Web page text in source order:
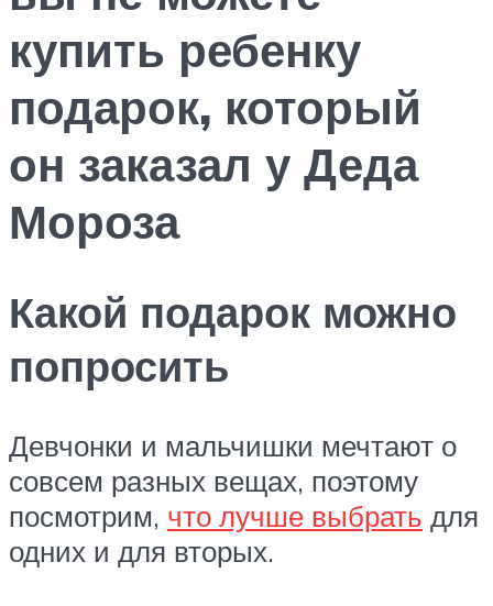
купить ребенку
подарок, который
он заказал у Деда
Мороза
Какой подарок можно
попросить
Девчонки и мальчишки мечтают о
совсем разных вещах, поэтому
посмотрим, что лучше выбрать для
одних и для вторых.